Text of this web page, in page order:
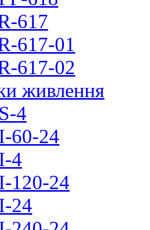
617
617-01
617-02
живлення
4
60-24
4
120-24
24